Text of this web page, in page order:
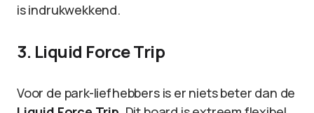
is indrukwekkend.
3. Liquid Force Trip
Voor de park-liefhebbers is er niets beter dan de